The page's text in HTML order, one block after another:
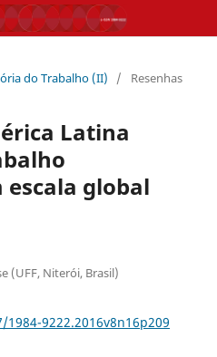
do Trabalho (II)
/ Resenhas
Latina
global
(UFF, Niterói, Brasil)
9222.2016v8n16p209